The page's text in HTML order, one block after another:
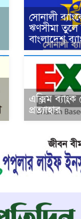
সোনালী
ঋণসীমা তুলে
বাংলাদেশ
এক্সিম
প্রত্যাহার